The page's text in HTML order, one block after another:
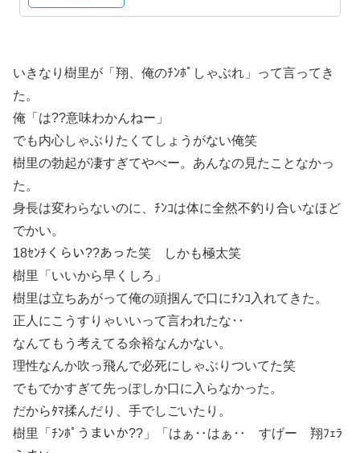
いきなり樹里が「翔、俺のﾁﾝﾎﾟしゃぶれ」って言ってき
た。
俺「は??意味わかんねー」
でも内心しゃぶりたくてしょうがない俺笑
樹里の勃起が凄すぎてやべー。あんなの見たことなかっ
た。
身長は変わらないのに、ﾁﾝｺは体に全然不釣り合いなほど
でかい。
18ｾﾝﾁくらい??あった笑 しかも極太笑
樹里「いいから早くしろ」
樹里は立ちあがって俺の頭掴んで口にﾁﾝｺ入れてきた。
正人にこうすりゃいいって言われたな‥
なんてもう考えてる余裕なんかない。
理性なんか吹っ飛んで必死にしゃぶりついてた笑
でもでかすぎて先っぽしか口に入らなかった。
だからﾀﾏ揉んだり、手でしごいたり。
樹里「ﾁﾝﾎﾟうまいか??」「はぁ‥はぁ‥ すげー 翔ﾌｪﾗ